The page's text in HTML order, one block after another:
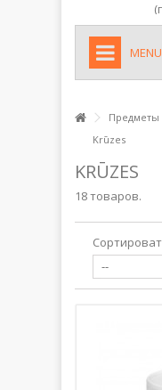
MENU
Предметы
Krūzes
KRŪZES
18 товаров.
--